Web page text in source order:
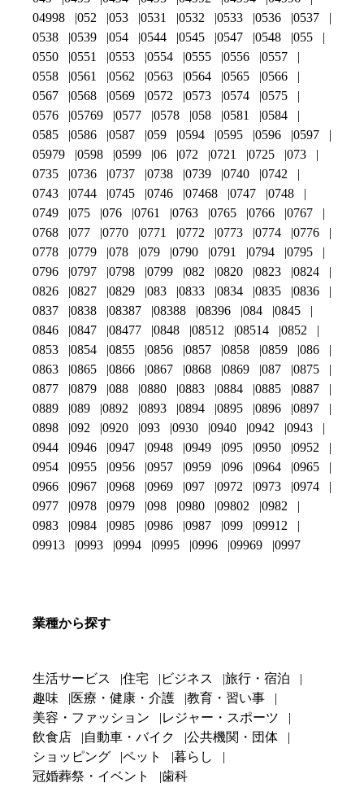
04998
052 053 0531 0532 0533 0536
0537
0538
0539 054 0544 0545 0547 0548
055
0550
0551 0553 0554 0555 0556
0557
0558
0561 0562 0563 0564 0565
0566
0567
0568 0569 0572 0573 0574
0575
0576
05769 0577 0578 058 0581
0584
0585
0586 0587 059 0594 0595 0596
0597
05979
0598 0599 06 072 0721 0725
073
0735
0736 0737 0738 0739 0740
0742
0743
0744 0745 0746 07468 0747
0748
0749
075 076 0761 0763 0765 0766
0767
0768
077 0770 0771 0772 0773 0774
0776
0778
0779 078 079 0790 0791 0794
0795
0796
0797 0798 0799 082 0820 0823
0824
0826
0827 0829 083 0833 0834 0835
0836
0837
0838 08387 08388 08396 084
0845
0846
0847 08477 0848 08512 08514
0852
0853
0854 0855 0856 0857 0858 0859
086
0863
0865 0866 0867 0868 0869 087
0875
0877
0879 088 0880 0883 0884 0885
0887
0889
089 0892 0893 0894 0895 0896
0897
0898
092 0920 093 0930 0940 0942
0943
0944
0946 0947 0948 0949 095 0950
0952
0954
0955 0956 0957 0959 096 0964
0965
0966
0967 0968 0969 097 0972 0973
0974
0977
0978 0979 098 0980 09802
0982
0983
0984 0985 0986 0987 099
09912
09913
0993 0994 0995 0996 09969 0997
業種から探す
生活サービス 住宅 ビジネス
旅行・宿泊
趣味
医療・健康・介護
教育・習い事
美容・ファッション
レジャー・スポーツ
飲食店
自動車・バイク
公共機関・団体
ショッピング
ペット
暮らし
冠婚葬祭・イベント
歯科